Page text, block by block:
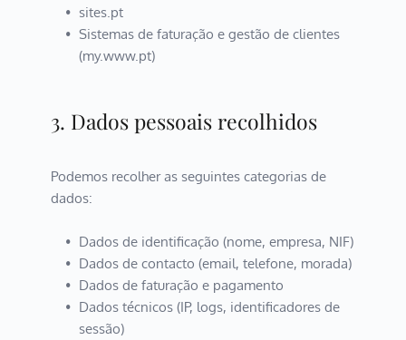
sites.pt
Sistemas de faturação e gestão de clientes
(my.www.pt)
3. Dados pessoais recolhidos
Podemos recolher as seguintes categorias de
dados:
Dados de identificação (nome, empresa, NIF)
Dados de contacto (email, telefone, morada)
Dados de faturação e pagamento
Dados técnicos (IP, logs, identificadores de
sessão)